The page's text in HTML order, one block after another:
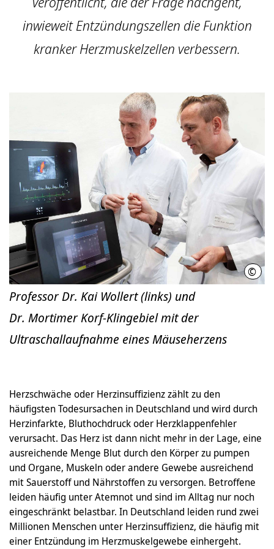
inwieweit Entzündungszellen die Funktion
kranker Herzmuskelzellen verbessern.
©
Professor Dr. Kai Wollert (links) und
Dr. Mortimer Korf-Klingebiel mit der
Ultraschallaufnahme eines Mäuseherzens
Herzschwäche oder Herzinsuffizienz zählt zu den
häufigsten Todesursachen in Deutschland und wird durch
Herzinfarkte, Bluthochdruck oder Herzklappenfehler
verursacht. Das Herz ist dann nicht mehr in der Lage, eine
ausreichende Menge Blut durch den Körper zu pumpen
und Organe, Muskeln oder andere Gewebe ausreichend
mit Sauerstoff und Nährstoffen zu versorgen. Betroffene
leiden häufig unter Atemnot und sind im Alltag nur noch
eingeschränkt belastbar. In Deutschland leiden rund zwei
Millionen Menschen unter Herzinsuffizienz, die häufig mit
einer Entzündung im Herzmuskelgewebe einhergeht.